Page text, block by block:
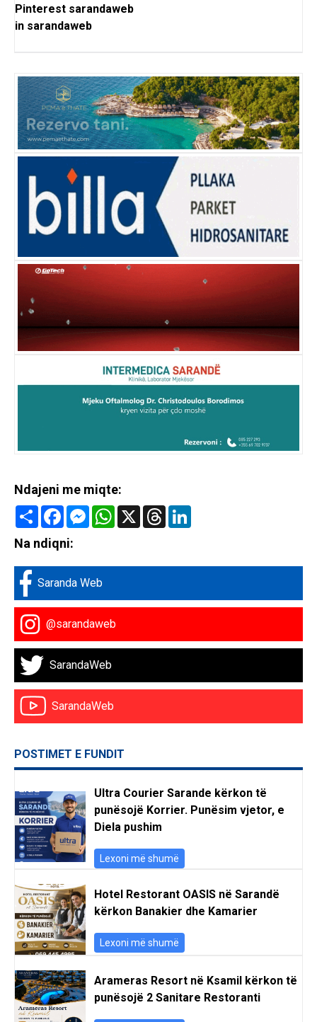
Pinterest sarandaweb
in sarandaweb
Ndajeni me miqte:
Share FacebookMessenger
WhatsApp
X Threads
Na ndiqni:
Saranda Web
@sarandaweb
SarandaWeb
SarandaWeb
POSTIMET E FUNDIT
Ultra Courier Sarande kërkon të
punësojë Korrier. Punësim vjetor, e
Diela pushim
Lexoni më shumë
Hotel Restorant OASIS në Sarandë
kërkon Banakier dhe Kamarier
Lexoni më shumë
Arameras Resort në Ksamil kërkon të
punësojë 2 Sanitare Restoranti